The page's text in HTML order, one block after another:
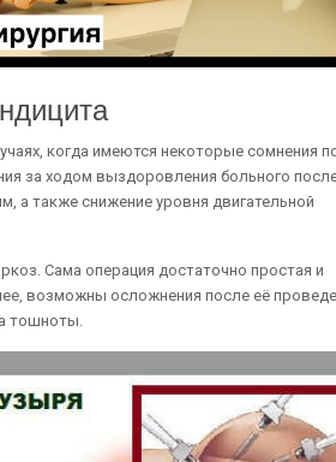
когда имеются некоторые сомнения
за ходом выздоровления больного
а также снижение уровня двигательной
Сама операция достаточно простая и
возможны осложнения после её
тошноты.